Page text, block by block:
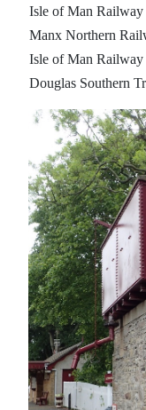
Isle of Man Railway
Manx Northern
Isle of Man Railway
Douglas Southern